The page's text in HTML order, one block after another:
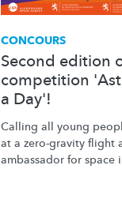
CONCOURS
Second edition
competition
a Day'!
Calling all young
at a zero-gravity flight
ambassador for space